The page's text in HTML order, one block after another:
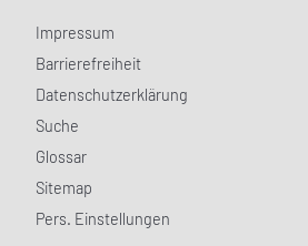
Impressum
Barrierefreiheit
Datenschutzerklärung
Suche
Glossar
Sitemap
Pers. Einstellungen